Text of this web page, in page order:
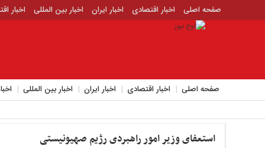
صفحه اصلی اخبار اقتصادی اخبار ایران اخبار بین المللی
اخبار
اخبار جدید
اخبار حوادث
صفحه اصلی اخبار اقتصادی اخبار ایران اخبار بین المللی
صفحه
اقتصادی
استعفای وزیر امور راهبردی رژیم صهیونیستی